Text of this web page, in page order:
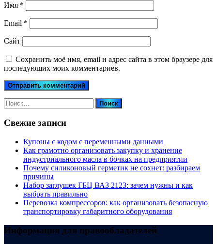
Имя *
Email *
Сайт
Сохранить моё имя, email и адрес сайта в этом браузере для
последующих моих комментариев.
Найти:
Свежие записи
Купоны c кодом с переменными данными
Как грамотно организовать закупку и хранение
индустриального масла в бочках на предприятии
Почему силиконовый герметик не сохнет: разбираем
причины
Набор заглушек ГБЦ ВАЗ 2123: зачем нужны и как
выбрать правильно
Перевозка компрессоров: как организовать безопасную
транспортировку габаритного оборудования
Информация для правообладателей